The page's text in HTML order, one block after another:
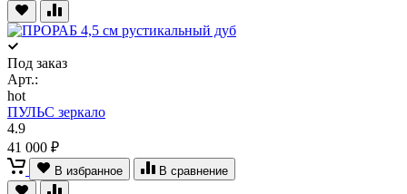
Под заказ
Арт.:
hot
ПУЛЬС зеркало
4.9
41 000 ₽
В избранное В сравнение